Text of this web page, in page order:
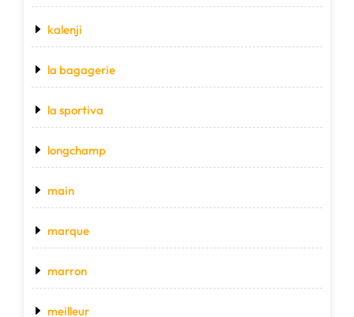
kalenji
la bagagerie
la sportiva
longchamp
main
marque
marron
meilleur